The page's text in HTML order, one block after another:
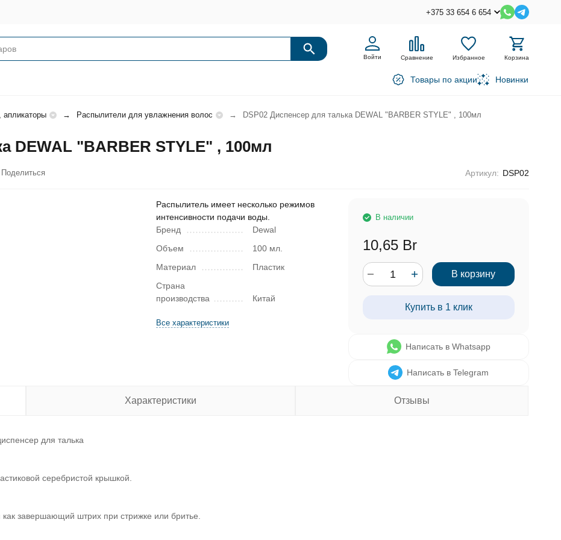
+375 33 654 6 654
Войти Сравнение Избранное Корзина
Товары по акции Новинки
апликаторы Распылители для увлажнения волос DSP02 Диспенсер для талька DEWAL "BARBER STYLE" , 100мл
DEWAL "BARBER STYLE" , 100мл
Поделиться Артикул: DSP02
Распылитель имеет несколько режимов
интенсивности подачи воды.
Бренд
Dewal
Объем
100 мл.
Материал
Пластик
Страна
производства
Китай
Все характеристики
В наличии
10,65 Br
В корзину
Купить в 1 клик
Написать в Whatsapp
Написать в Telegram
Характеристики Отзывы
для талька
серебристой крышкой.
завершающий штрих при стрижке или бритье.